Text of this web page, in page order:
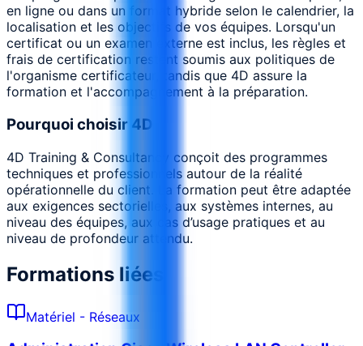
en ligne ou dans un format hybride selon le calendrier, la
localisation et les objectifs de vos équipes. Lorsqu'un
certificat ou un examen externe est inclus, les règles et
frais de certification restent soumis aux politiques de
l'organisme certificateur, tandis que 4D assure la
formation et l'accompagnement à la préparation.
Pourquoi choisir 4D
4D Training & Consultancy conçoit des programmes
techniques et professionnels autour de la réalité
opérationnelle du client. La formation peut être adaptée
aux exigences sectorielles, aux systèmes internes, au
niveau des équipes, aux cas d’usage pratiques et au
niveau de profondeur attendu.
Formations liées
Matériel - Réseaux